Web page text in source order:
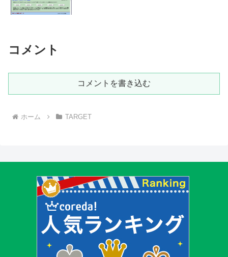
コメント
コメントを書き込む
ホーム TARGET